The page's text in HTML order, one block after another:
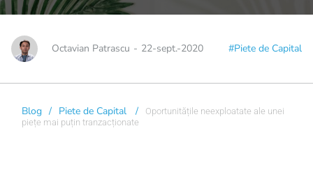
Octavian Patrascu - 22-sept.-2020 #Piete de Capital
Blog / Piete de Capital /
Oportunitățile neexploatate ale unei
piețe mai puțin tranzacționate